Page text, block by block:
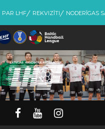
PAR LHF REKVIZĪTI NODERĪGAS